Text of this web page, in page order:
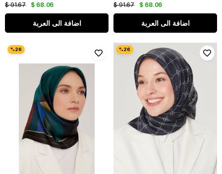
$ 68.06
$ 91.67
اضافة الى العربة
$ 68.06
$ 91.67
اضافة الى العربة